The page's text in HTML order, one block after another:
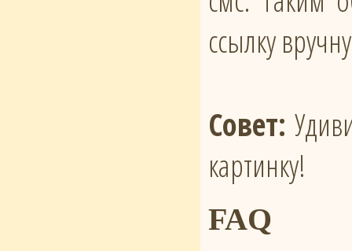
ссылку
Совет:
картинку!
FAQ